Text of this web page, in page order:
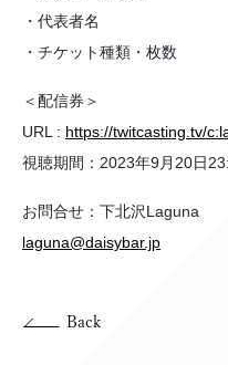
・代表者名
・チケット種類・枚数
＜配信券＞
URL : https://twitcasting.tv/
視聴期間：2023年9月20日
お問合せ：下北沢Laguna
laguna@daisybar.jp
Back